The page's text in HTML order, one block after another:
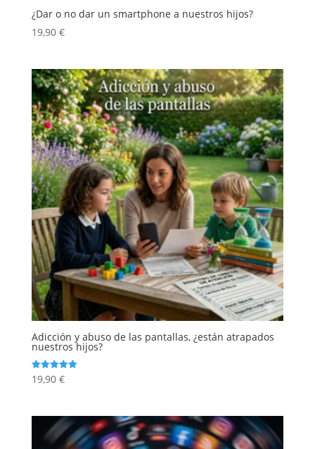
¿Dar o no dar un smartphone a nuestros hijos?
19,90 €
Adicción y abuso de las pantallas, ¿están atrapados
nuestros hijos?
Valorado
con
19,90 €